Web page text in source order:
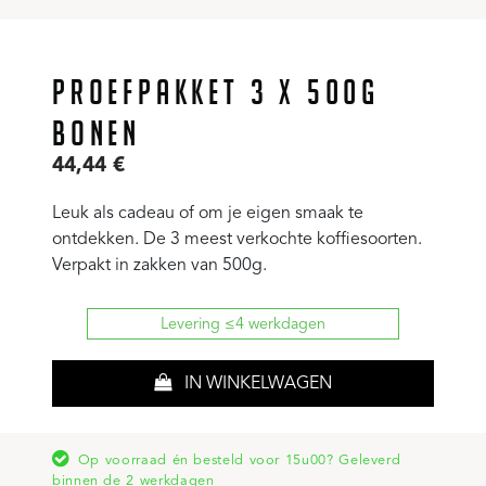
PROEFPAKKET 3 X 500G
BONEN
44,44 €
Leuk als cadeau of om je eigen smaak te
ontdekken. De 3 meest verkochte koffiesoorten.
Verpakt in zakken van 500g.
Levering ≤4 werkdagen
IN WINKELWAGEN
Op voorraad én besteld voor 15u00? Geleverd
binnen de 2 werkdagen